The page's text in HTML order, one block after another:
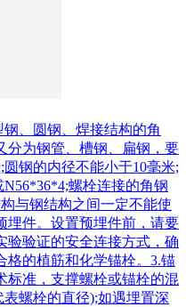
、圆钢、焊接结构的角
分为钢管、槽钢、扁钢，要
钢的内径不能小于10毫米;
螺栓连接的角钢
与钢结构之间一定不能使
埋件。设置预埋件前，请要
验验证的安全连接方式，确
格的植筋和化学锚栓。3.锚
标准，支撑螺栓或锚栓的混
螺栓的直径);如遇埋置深